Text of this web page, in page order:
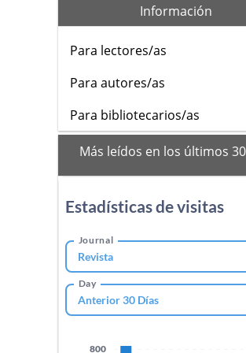
Información
Para lectores/as
Para autores/as
Para bibliotecarios/as
mas_vistos
Más leídos en los últimos